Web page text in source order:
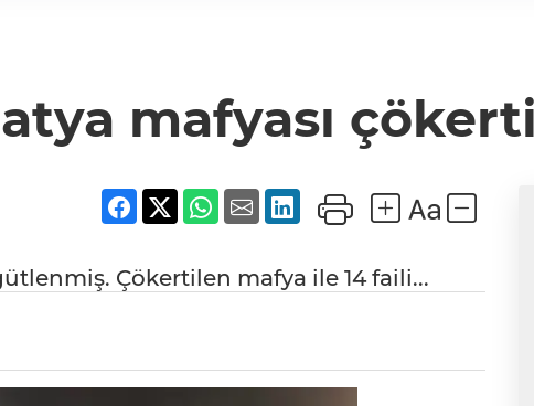
mafyası
Çökertilen mafya ile 14 faili...